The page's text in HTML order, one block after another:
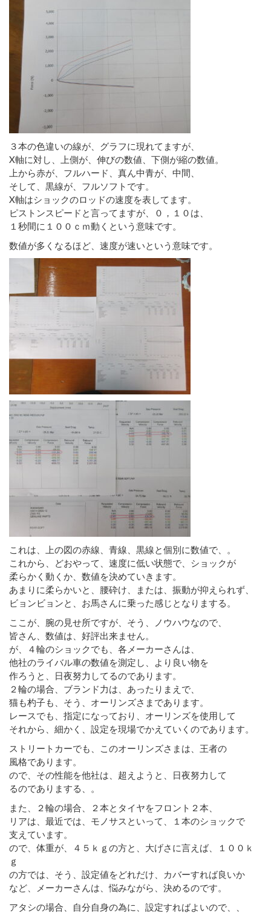
３本の色違いの線が、グラフに現れてますが、
X軸に対し、上側が、伸びの数値、下側が縮の数値。
上から赤が、フルハード、真ん中青が、中間、
そして、黒線が、フルソフトです。
X軸はショックのロッドの速度を表してます。
ピストンスピードと言ってますが、０，１０は、
１秒間に１００ｃｍ動くという意味です。
数値が多くなるほど、速度が速いという意味です。
これは、上の図の赤線、青線、黒線と個別に数値で、。
これから、どおやって、速度に低い状態で、ショックが
柔らかく動くか、数値を決めていきます。
あまりに柔らかいと、腰砕け、または、振動が抑えられず、
ビョンビョンと、お馬さんに乗った感じとなりまする。
ここが、腕の見せ所ですが、そう、ノウハウなので、
皆さん、数値は、好評出来ません。
が、４輪のショックでも、各メーカーさんは、
他社のライバル車の数値を測定し、より良い物を
作ろうと、日夜努力してるのであります。
２輪の場合、ブランド力は、あったりまえで、
猫も杓子も、そう、オーリンズさまであります。
レースでも、指定になっており、オーリンズを使用して
それから、細かく、設定を現場でかえていくのであります。
ストリートカーでも、このオーリンズさまは、王者の
風格であります。
ので、その性能を他社は、超えようと、日夜努力して
るのでありまする、。
また、２輪の場合、２本とタイヤをフロント２本、
リアは、最近では、モノサスといって、１本のショックで
支えています。
ので、体重が、４５ｋｇの方と、大げさに言えば、１００ｋ
ｇ
の方では、そう、設定値をどれだけ、カバーすれば良いか
など、メーカーさんは、悩みながら、決めるのです。
アタシの場合、自分自身の為に、設定すればよいので、、